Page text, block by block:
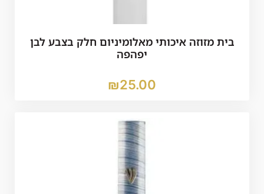
בית מזוזה איכותי מאלומיניום חלק בצבע לבן
יפהפה
₪25.00